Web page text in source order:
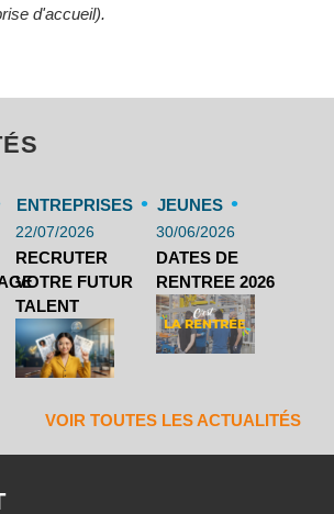
d'accueil).
ENTREPRISES •
22/07/2026
RECRUTER
VOTRE FUTUR
TALENT
JEUNES •
30/06/2026
DATES DE
RENTREE 2026
VOIR TOUTES LES ACTUALITÉS